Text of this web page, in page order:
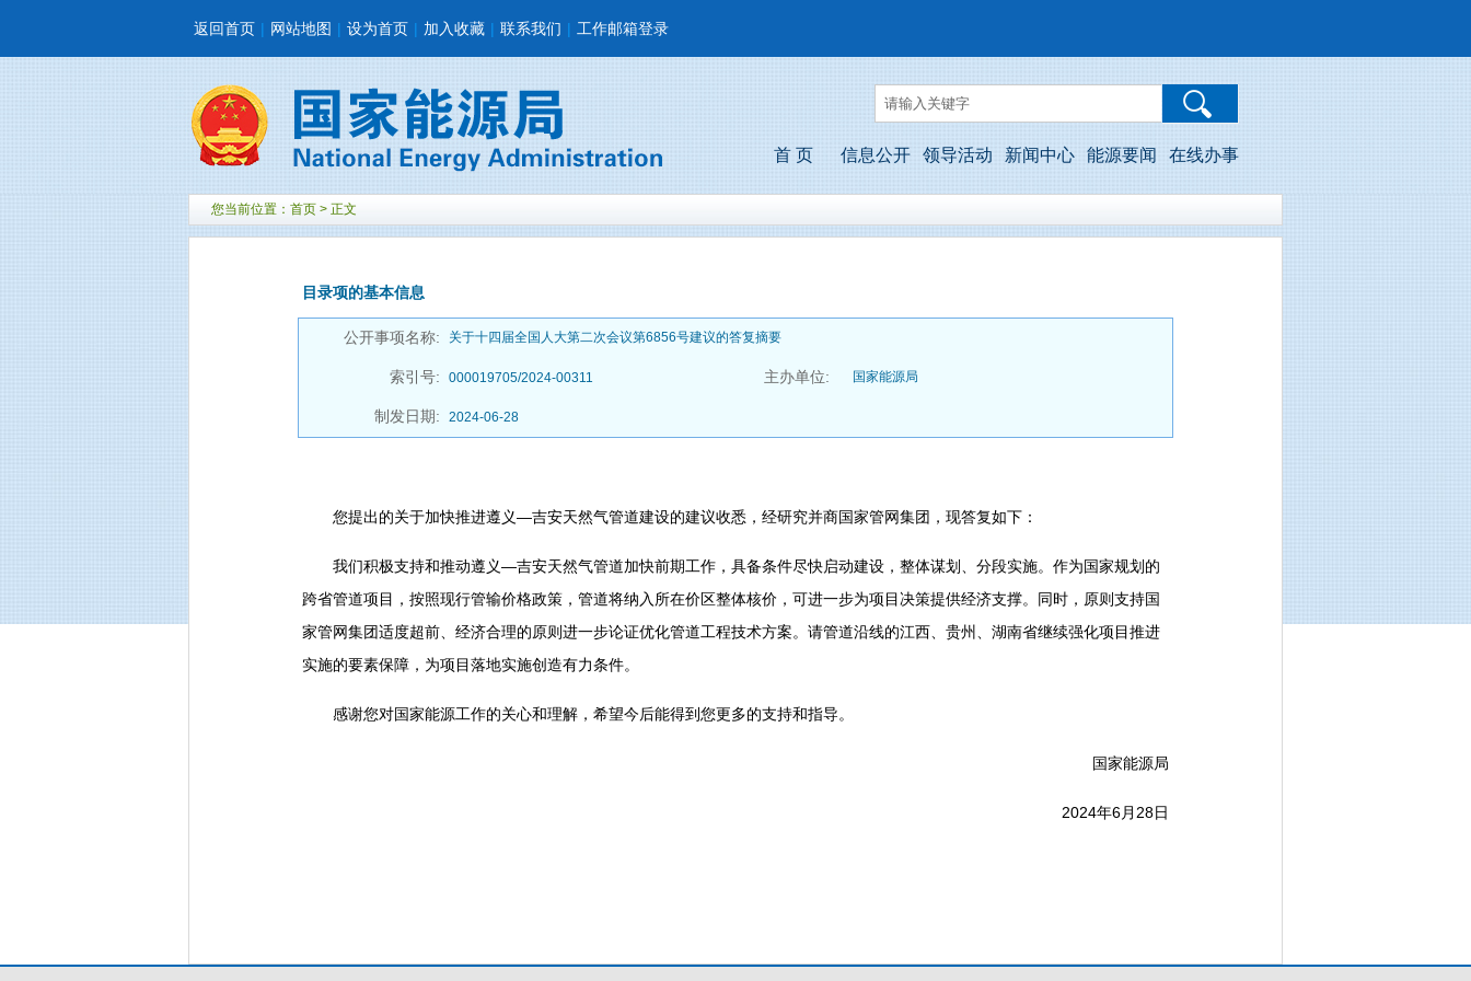
返回首页 | 网站地图 | 设为首页 | 加入收藏 | 联系我们 | 工作邮箱登录
首 页 信息公开 领导活动 新闻中心 能源要闻 在线办事
您当前位置： 首页 > 正文
目录项的基本信息
公开事项名称: 关于十四届全国人大第二次会议第6856号建议的答复摘要
索引号: 000019705/2024-00311 主办单位: 国家能源局
制发日期: 2024-06-28
您提出的关于加快推进遵义—吉安天然气管道建设的建议收悉，经研究并商国家管网集团，现答复如下：
我们积极支持和推动遵义—吉安天然气管道加快前期工作，具备条件尽快启动建设，整体谋划、分段实施。作为国家规划的
跨省管道项目，按照现行管输价格政策，管道将纳入所在价区整体核价，可进一步为项目决策提供经济支撑。同时，原则支持国
家管网集团适度超前、经济合理的原则进一步论证优化管道工程技术方案。请管道沿线的江西、贵州、湖南省继续强化项目推进
实施的要素保障，为项目落地实施创造有力条件。
感谢您对国家能源工作的关心和理解，希望今后能得到您更多的支持和指导。
国家能源局
2024年6月28日